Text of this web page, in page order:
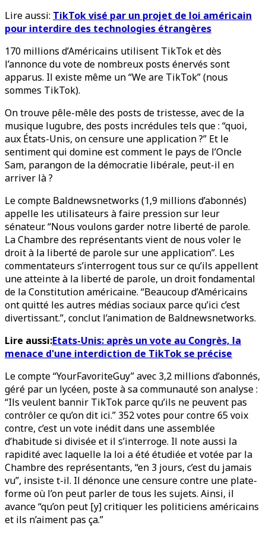
Lire aussi: TikTok visé par un projet de loi américain
pour interdire des technologies étrangères
170 millions d’Américains utilisent TikTok et dès
l’annonce du vote de nombreux posts énervés sont
apparus. Il existe même un “We are TikTok” (nous
sommes TikTok).
On trouve pêle-mêle des posts de tristesse, avec de la
musique lugubre, des posts incrédules tels que : “quoi,
aux États-Unis, on censure une application ?” Et le
sentiment qui domine est comment le pays de l’Oncle
Sam, parangon de la démocratie libérale, peut-il en
arriver là ?
Le compte Baldnewsnetworks (1,9 millions d’abonnés)
appelle les utilisateurs à faire pression sur leur
sénateur. “Nous voulons garder notre liberté de parole.
La Chambre des représentants vient de nous voler le
droit à la liberté de parole sur une application”. Les
commentateurs s’interrogent tous sur ce qu’ils appellent
une atteinte à la liberté de parole, un droit fondamental
de la Constitution américaine. “Beaucoup d’Américains
ont quitté les autres médias sociaux parce qu’ici c’est
divertissant.”, conclut l’animation de Baldnewsnetworks.
Lire aussi:Etats-Unis: après un vote au Congrès, la
menace d'une interdiction de TikTok se précise
Le compte “YourFavoriteGuy” avec 3,2 millions d’abonnés,
géré par un lycéen, poste à sa communauté son analyse :
“Ils veulent bannir TikTok parce qu’ils ne peuvent pas
contrôler ce qu’on dit ici.” 352 votes pour contre 65 voix
contre, c’est un vote inédit dans une assemblée
d’habitude si divisée et il s’interroge. Il note aussi la
rapidité avec laquelle la loi a été étudiée et votée par la
Chambre des représentants, “en 3 jours, c’est du jamais
vu”, insiste t-il. Il dénonce une censure contre une plate-
forme où l’on peut parler de tous les sujets. Ainsi, il
avance “qu’on peut [y] critiquer les politiciens américains
et ils n’aiment pas ça.”